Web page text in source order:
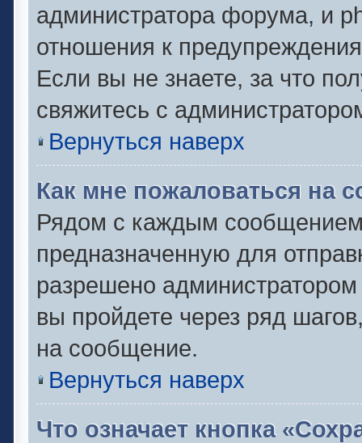
администратора форума, и
отношения к
Если вы не знаете, за что
свяжитесь с
Вернуться наверх
Как мне пожаловаться на
Рядом с каждым сообщением
предназначенную для
разрешено
вы пройдете через ряд
на сообщение.
Вернуться наверх
Что означает кнопка